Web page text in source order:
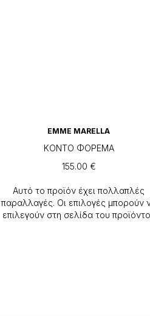
EMME MARELLA
ΚΟΝΤΟ ΦΟΡΕΜΑ
155.00 €
Αυτό το προϊόν έχει πολλαπλές
παραλλαγές. Οι επιλογές μπορούν
επιλεγούν στη σελίδα του